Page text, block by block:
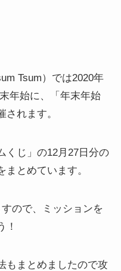
Tsum）では2020年
年始に、「年末年始
れます。
くじ」の12月27日分の
まとめています。
ので、ミッションを
！
もまとめましたので攻